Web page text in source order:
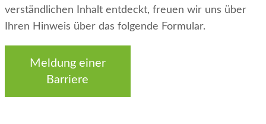
verständlichen Inhalt entdeckt, freuen wir uns über
Ihren Hinweis über das folgende Formular.
Meldung einer
Barriere